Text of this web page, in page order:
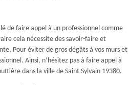
de faire appel à un professionnel comme
cela nécessite des savoir-faire et
Pour éviter de gros dégâts à vos murs et
Ainsi, n’hésitez pas à faire appel à
dans la ville de Saint Sylvain 19380.